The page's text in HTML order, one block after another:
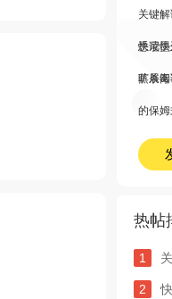
关键
悉尼
快读
蒸杀
旷展
的保姆
热帖
1 关
2 快